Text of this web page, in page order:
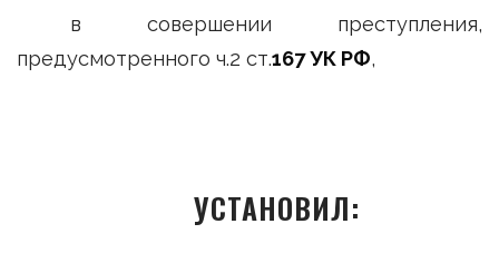
в совершении преступления,
предусмотренного ч.2 ст.167 УК РФ,
УСТАНОВИЛ: